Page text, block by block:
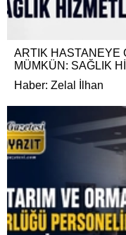
ARTIK HASTANEYE
MÜMKÜN: SAĞLIK
Haber: Zelal İlhan